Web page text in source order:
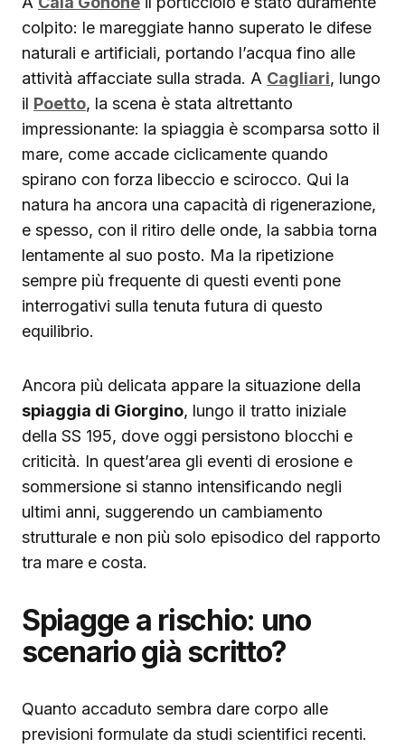
colpito: le mareggiate hanno superato le difese
naturali e artificiali, portando l’acqua fino alle
attività affacciate sulla strada. A Cagliari, lungo
il Poetto, la scena è stata altrettanto
impressionante: la spiaggia è scomparsa sotto il
mare, come accade ciclicamente quando
spirano con forza libeccio e scirocco. Qui la
natura ha ancora una capacità di rigenerazione,
e spesso, con il ritiro delle onde, la sabbia torna
lentamente al suo posto. Ma la ripetizione
sempre più frequente di questi eventi pone
interrogativi sulla tenuta futura di questo
equilibrio.
Ancora più delicata appare la situazione della
spiaggia di Giorgino, lungo il tratto iniziale
della SS 195, dove oggi persistono blocchi e
criticità. In quest’area gli eventi di erosione e
sommersione si stanno intensificando negli
ultimi anni, suggerendo un cambiamento
strutturale e non più solo episodico del rapporto
tra mare e costa.
Spiagge a rischio: uno
scenario già scritto?
Quanto accaduto sembra dare corpo alle
previsioni formulate da studi scientifici recenti.